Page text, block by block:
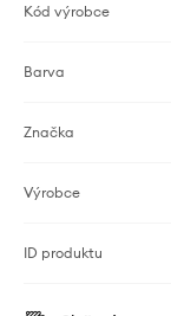
Kód výrobce
Barva
Značka
Výrobce
ID produktu